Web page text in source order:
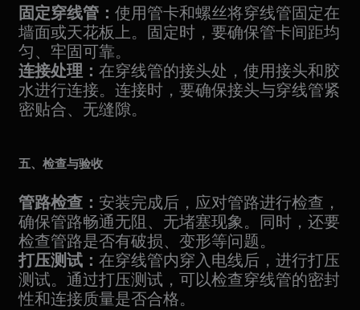
固定穿线管：使用管卡和螺丝将穿线管固定在
墙面或天花板上。固定时，要确保管卡间距均
匀、牢固可靠。
连接处理：在穿线管的接头处，使用接头和胶
水进行连接。连接时，要确保接头与穿线管紧
密贴合、无缝隙。
五、检查与验收
管路检查： 安装完成后，应对管路进行检查，
确保管路畅通无阻、无堵塞现象。同时，还要
检查管路是否有破损、变形等问题。
打压测试：在穿线管内穿入电线后，进行打压
测试。通过打压测试，可以检查穿线管的密封
性和连接质量是否合格。